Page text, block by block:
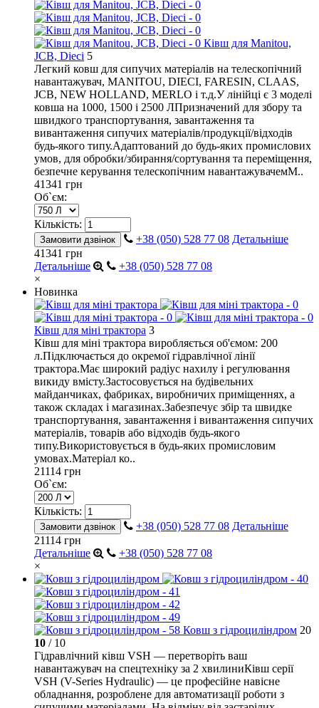
Ківш для Manitou,
JCB, Dieci 5
Легкий ковш для сипучих матеріалів на телескопічний
навантажувач, MANITOU, DIECI, FARESIN, CLAAS,
JCB, NEW HOLLAND, MERLO і т.д.У лінійці є 3 моделі
ковша на 1000, 1500 і 2500 ЛПризначений для збору та
швидкого транспортування, завантаження та
вивантаження сипучих матеріалів/продукції/відходів
будь-якого типу.Адаптований до будь-яких промислових
умов, для обробки/збирання/сортування та переміщення,
безпечне керування телескопічним навантажувачемМ..
41341 грн
Об`єм:
Кількість:
Замовити дзвінок +38 (050) 528 77 08 Детальніше
41341 грн
Детальніше
+38 (050) 528 77 08
×
Новинка
Ківш для міні трактора 3
Ківш для міні трактора виробляється об'ємом: 200
л.Підключається до окремої гідравлічної лінії
трактора.Має широкий радіус нахилу і регулювання
викиду вмісту.Застосовується на будівельних
майданчиках, фабриках, виробничих приміщеннях, а
також складах і магазинах.Забезпечує збір та швидке
транспортування, завантаження і вивантаження сипучих
матеріалів, товарів або відходів будь-якого
типу.Використовується в будь-яких промисловим
умовах.Матеріал ко..
21114 грн
Об`єм:
Кількість:
Замовити дзвінок +38 (050) 528 77 08 Детальніше
21114 грн
Детальніше
+38 (050) 528 77 08
×
Ковш з гідроциліндром 20
10 / 10
Гідравлічний ківш VSH — перетворіть ваш
навантажувач на спецтехніку за 2 хвилиниКівш серії
VSH (V-Series Hydraulic) — це професійне навісне
обладнання, розроблене для автоматизації роботи з